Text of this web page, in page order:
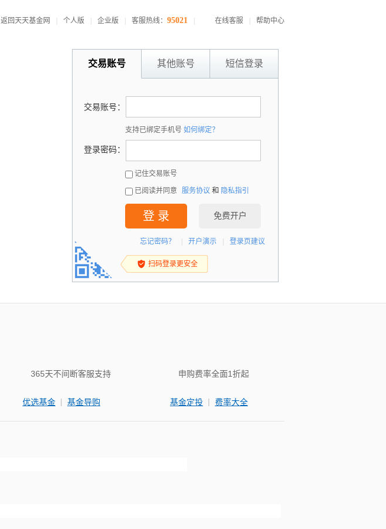
返回天天基金网 个人版 企业版 客服热线： 95021 在线客服 帮助中心
交易账号 其他账号 短信登录
交易账号：
支持已绑定手机号 如何绑定？
登录密码：
记住交易账号
已阅读并同意 服务协议 和 隐私指引
登 录 免费开户
忘记密码？ 开户演示 登录页建议
扫码登录更安全
365天不间断客服支持
优选基金 | 基金导购
申购费率全面1折起
基金定投 | 费率大全